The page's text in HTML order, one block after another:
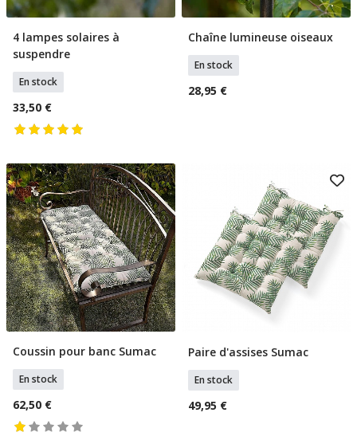
Ajouter Au Panier
4 lampes solaires à
suspendre
En stock
33,50 €
Ajouter Au Panier
Chaîne lumineuse oiseaux
En stock
28,95 €
Ajouter Au Panier
Coussin pour banc Sumac
En stock
62,50 €
Ajouter Au Panier
Paire d'assises Sumac
En stock
49,95 €